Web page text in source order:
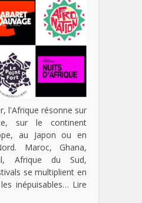
l'Afrique résonne sur
sur le continent
au Japon ou en
Maroc, Ghana,
Afrique du Sud,
se multiplient en
inépuisables… Lire